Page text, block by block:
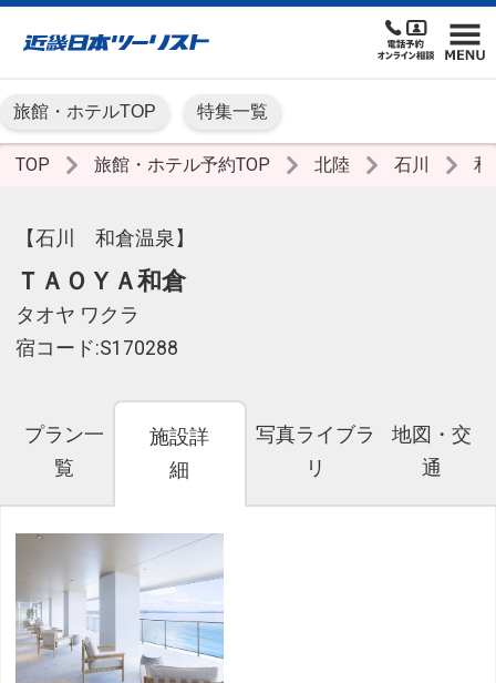
旅館・ホテルTOP 特集一覧
TOP 旅館・ホテル予約TOP 北陸 石川 和
【石川 和倉温泉】
ＴＡＯＹＡ和倉
タオヤ ワクラ
宿コード:S170288
プラン一
覧
施設詳
細
写真ライブラ
リ
地図・交
通